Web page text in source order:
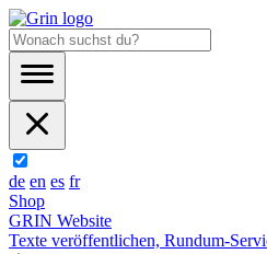
de en es fr
Shop
GRIN Website
Texte veröffentlichen, Rundum-